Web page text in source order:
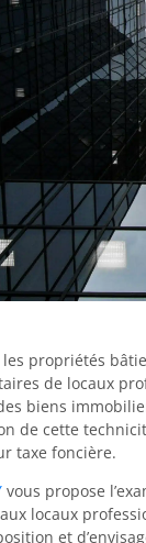
propriétés
de locaux
biens
de cette
taxe foncière.
vous propose
locaux
et